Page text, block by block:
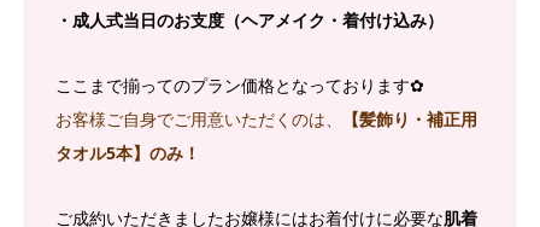
・成人式当日のお支度（ヘアメイク・着付け込み）
ここまで揃ってのプラン価格となっております✿
お客様ご自身でご用意いただくのは、
【髪飾り・補正用
タオル5本】のみ！
ご成約いただきましたお嬢様にはお着付けに必要な肌着